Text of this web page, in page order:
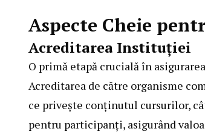
Aspecte Cheie
Acreditarea Instituției
O primă etapă crucială în
Acreditarea de către organisme
ce privește conținutul cursurilor,
pentru participanți, asigurând